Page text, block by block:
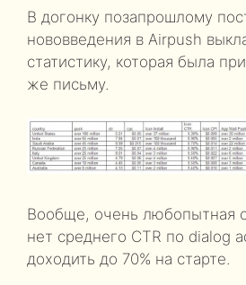
В догонку позапрошлому
нововведения в Airpush
статистику, которая была
же письму.
Вообще, очень любопытная
нет среднего CTR по dialog
доходить до 70% на старте.